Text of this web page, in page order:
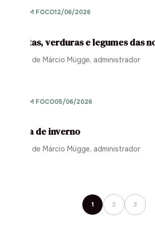
AGRO EM FOCO12/06/2026
As frutas, verduras e legumes das
Opinião de Márcio Mügge, administrador
AGRO EM FOCO05/06/2026
A safra de inverno
Opinião de Márcio Mügge, administrador
1 2 3